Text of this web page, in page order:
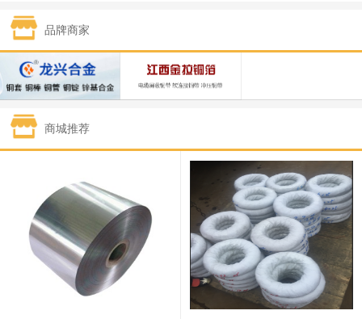
1#锡 434,000—436,000
1#镍 129,550—130,750
1#白银 15,100—15,110 15,105 -70
钯金
331,000 -10,000
89,000—95,000 92,000 1,000
2#锑 85,000—91,000 88,000 1,000
1#镁 17,000—18,000 17,500 0
18,900—19,100 19,000 100
品牌商家
商城推荐